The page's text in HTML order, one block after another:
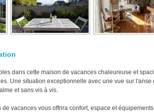
dans cette maison de vacances chaleureuse et
Une situation exceptionnelle avec une vue sur l'anse
et sans vis à vis.
vacances vous offrira confort, espace et équipements